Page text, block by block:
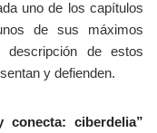
uno de los capítulos
de sus máximos
descripción de estos
y defienden.
conecta: ciberdelia”